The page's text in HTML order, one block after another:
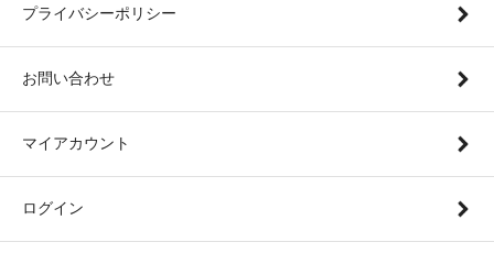
プライバシーポリシー
お問い合わせ
マイアカウント
ログイン